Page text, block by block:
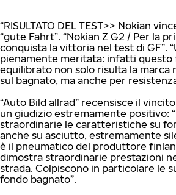
“RISULTATO DEL TEST>> Nokian
“gute Fahrt”. “Nokian Z G2 / Per la
conquista la vittoria nel test di GF”.
pienamente meritata: infatti questo
equilibrato non solo risulta la
sul bagnato, ma anche per
“Auto Bild allrad” recensisce il
un giudizio estremamente positivo:
straordinarie le caratteristiche su
anche su asciutto, estremamente
è il pneumatico del produttore
dimostra straordinarie prestazioni
strada. Colpiscono in particolare le
fondo bagnato”.